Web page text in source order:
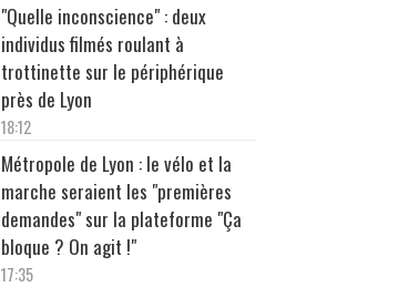
"Quelle inconscience" : deux
individus filmés roulant à
trottinette sur le périphérique
près de Lyon
18:12
Métropole de Lyon : le vélo et la
marche seraient les "premières
demandes" sur la plateforme "Ça
bloque ? On agit !"
17:35